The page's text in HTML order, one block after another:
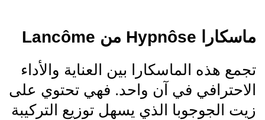
ماسكارا Hypnôse من Lancôme
تجمع هذه الماسكارا بين العناية والأداء
الاحترافي في آن واحد. فهي تحتوي على
زيت الجوجوبا الذي يسهل توزيع التركيبة